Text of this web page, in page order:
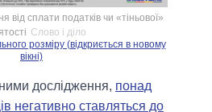
від сплати податків чи «тіньової»
Слово і діло
розміру (відкриється в новому
вікні)
дослідження, понад
негативно ставляться до